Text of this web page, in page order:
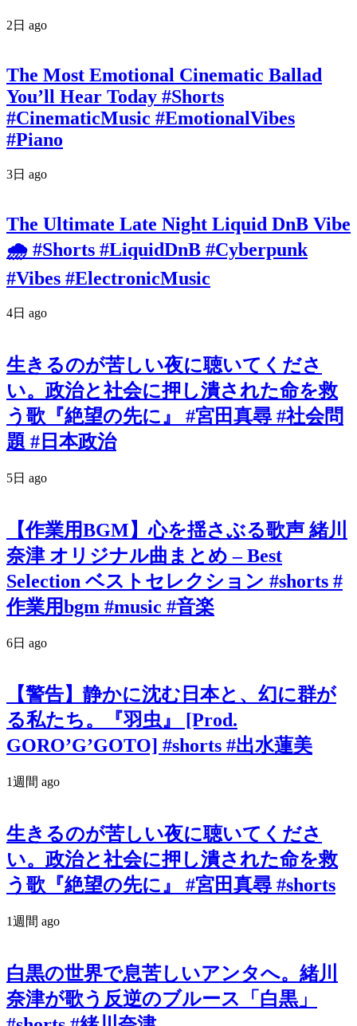
2日 ago
The Most Emotional Cinematic Ballad
You’ll Hear Today #Shorts
#CinematicMusic #EmotionalVibes
#Piano
3日 ago
The Ultimate Late Night Liquid DnB Vibe
🌧️ #Shorts #LiquidDnB #Cyberpunk
#Vibes #ElectronicMusic
4日 ago
生きるのが苦しい夜に聴いてくださ
い。政治と社会に押し潰された命を救
う歌『絶望の先に』 #宮田真尋 #社会問
題 #日本政治
5日 ago
【作業用BGM】心を揺さぶる歌声 緒川
奈津 オリジナル曲まとめ – Best
Selection ベストセレクション #shorts #
作業用bgm #music #音楽
6日 ago
【警告】静かに沈む日本と、幻に群が
る私たち。『羽虫』 [Prod.
GORO’G’GOTO] #shorts #出水蓮美
1週間 ago
生きるのが苦しい夜に聴いてくださ
い。政治と社会に押し潰された命を救
う歌『絶望の先に』 #宮田真尋 #shorts
1週間 ago
白黒の世界で息苦しいアンタへ。緒川
奈津が歌う反逆のブルース「白黒」